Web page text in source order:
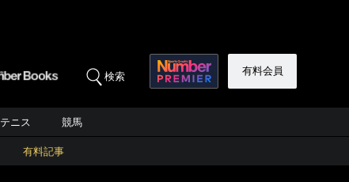
検索 有料会員
テニス 競馬
有料記事